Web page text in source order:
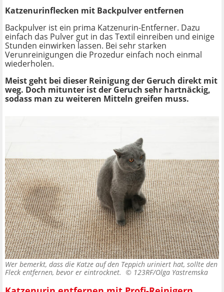
Katzenurinflecken mit Backpulver entfernen
Backpulver ist ein prima Katzenurin-Entferner. Dazu
einfach das Pulver gut in das Textil einreiben und einige
Stunden einwirken lassen. Bei sehr starken
Verunreinigungen die Prozedur einfach noch einmal
wiederholen.
Meist geht bei dieser Reinigung der Geruch direkt mit
weg. Doch mitunter ist der Geruch sehr hartnäckig,
sodass man zu weiteren Mitteln greifen muss.
Wer bemerkt, dass die Katze auf den Teppich uriniert hat, sollte den
Fleck entfernen, bevor er eintrocknet. © 123RF/Olga Yastremska